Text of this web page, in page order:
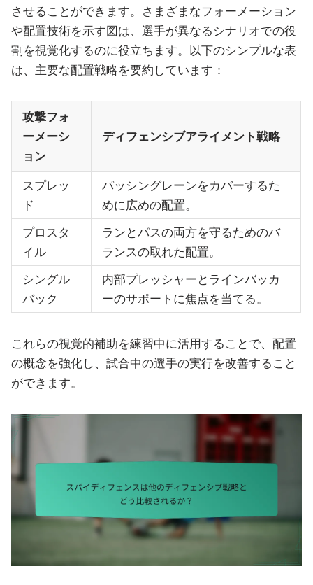
させることができます。さまざまなフォーメーション
や配置技術を示す図は、選手が異なるシナリオでの役
割を視覚化するのに役立ちます。以下のシンプルな表
は、主要な配置戦略を要約しています：
攻撃フォ
ーメーシ
ョン
ディフェンシブアライメント戦略
スプレッ
ド
パッシングレーンをカバーするた
めに広めの配置。
プロスタ
イル
ランとパスの両方を守るためのバ
ランスの取れた配置。
シングル
バック
内部プレッシャーとラインバッカ
ーのサポートに焦点を当てる。
これらの視覚的補助を練習中に活用することで、配置
の概念を強化し、試合中の選手の実行を改善すること
ができます。